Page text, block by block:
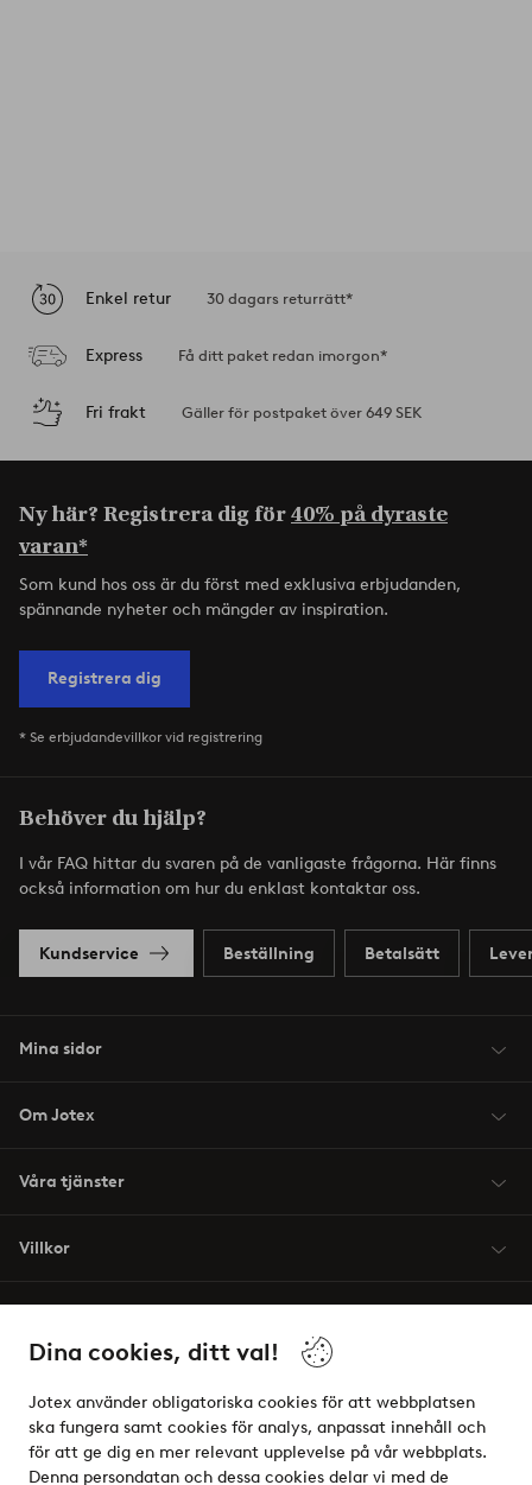
Dina cookies, ditt val!
Jotex använder obligatoriska cookies för att webbplatsen
ska fungera samt cookies för analys, anpassat innehåll och
för att ge dig en mer relevant upplevelse på vår webbplats.
Denna persondatan och dessa cookies delar vi med de
Enkel retur 30 dagars returrätt*
Express Få ditt paket redan imorgon*
Fri frakt Gäller för postpaket över 649 SEK
Ny här? Registrera dig för40% på dyraste
varan*
Som kund hos oss är du först med exklusiva erbjudanden,
spännande nyheter och mängder av inspiration.
Registrera dig
* Se erbjudandevillkor vid registrering
Behöver du hjälp?
I vår FAQ hittar du svaren på de vanligaste frågorna. Här finns
också information om hur du enklast kontaktar oss.
Kundservice Beställning Betalsätt
Mina sidor
Om Jotex
Våra tjänster
Villkor
Säkra betalningar - Betala direkt eller dela upp